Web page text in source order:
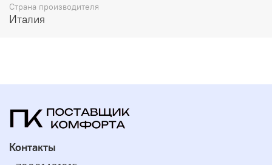
Страна производителя
Италия
Контакты